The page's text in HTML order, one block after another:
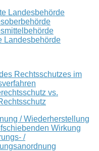
Landesbehörde
Landesbehörde
Rechtsschutzes im
vs.
/ Wiederherstellung
Wirkung
/